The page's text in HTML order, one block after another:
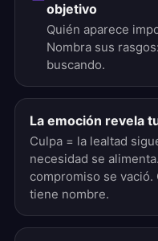
objetivo
Quién aparece
Nombra sus
buscando.
La emoción revela
Culpa = la lealtad
necesidad se
compromiso se
tiene nombre.